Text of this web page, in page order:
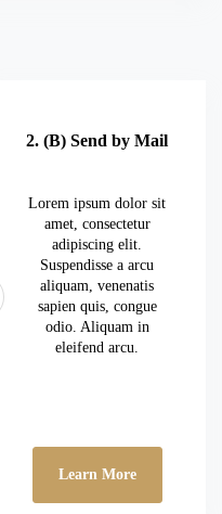
2. (B) Send by Mail
Lorem ipsum dolor sit
amet, consectetur
adipiscing elit.
Suspendisse a arcu
aliquam, venenatis
sapien quis, congue
odio. Aliquam in
eleifend arcu.
Learn More